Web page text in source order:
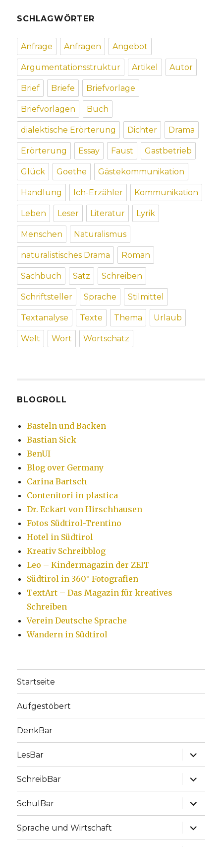
SCHLAGWÖRTER
Anfrage Anfragen Angebot
Argumentationsstruktur Artikel Autor
Brief Briefe Briefvorlage
Briefvorlagen Buch
dialektische Erörterung Dichter Drama
Erörterung Essay Faust Gastbetrieb
Glück Goethe Gästekommunikation
Handlung Ich-Erzähler Kommunikation
Leben Leser Literatur Lyrik
Menschen Naturalismus
naturalistisches Drama Roman
Sachbuch Satz Schreiben
Schriftsteller Sprache Stilmittel
Textanalyse Texte Thema Urlaub
Welt Wort Wortschatz
BLOGROLL
Basteln und Backen
Bastian Sick
BenUI
Blog over Germany
Carina Bartsch
Contenitori in plastica
Dr. Eckart von Hirschhausen
Fotos Südtirol-Trentino
Hotel in Südtirol
Kreativ Schreibblog
Leo – Kindermagazin der ZEIT
Südtirol in 360° Fotografien
TextArt – Das Magazin für kreatives
Schreiben
Verein Deutsche Sprache
Wandern in Südtirol
Startseite
Aufgestöbert
DenkBar
LesBar
SchreibBar
SchulBar
Sprache und Wirtschaft